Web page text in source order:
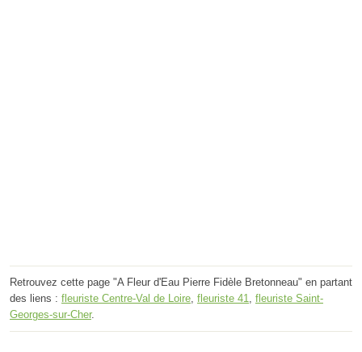
Retrouvez cette page "A Fleur d'Eau Pierre Fidèle Bretonneau" en partant
des liens : fleuriste Centre-Val de Loire, fleuriste 41, fleuriste Saint-
Georges-sur-Cher.